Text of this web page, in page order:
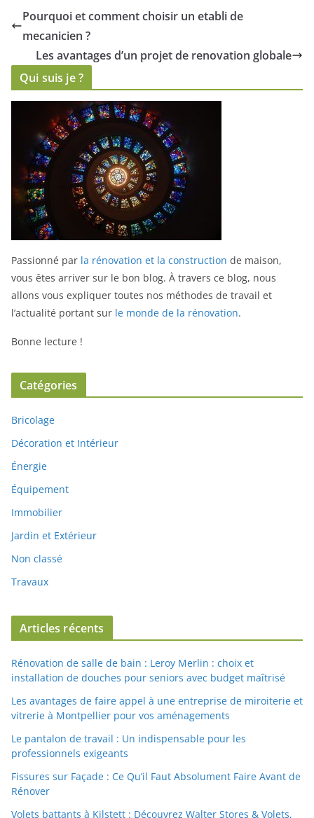
rénovations
énergétiques ?
Pourquoi et comment choisir un etabli de
mecanicien ?
Les avantages d’un projet de renovation globale
Qui suis je ?
Passionné par la rénovation et la construction de maison,
vous êtes arriver sur le bon blog. À travers ce blog, nous
allons vous expliquer toutes nos méthodes de travail et
l’actualité portant sur le monde de la rénovation.
Bonne lecture !
Catégories
Bricolage
Décoration et Intérieur
Énergie
Équipement
Immobilier
Jardin et Extérieur
Non classé
Travaux
Articles récents
Rénovation de salle de bain : Leroy Merlin : choix et
installation de douches pour seniors avec budget maîtrisé
Les avantages de faire appel à une entreprise de miroiterie et
vitrerie à Montpellier pour vos aménagements
Le pantalon de travail : Un indispensable pour les
professionnels exigeants
Fissures sur Façade : Ce Qu’il Faut Absolument Faire Avant de
Rénover
Volets battants à Kilstett : Découvrez Walter Stores & Volets,